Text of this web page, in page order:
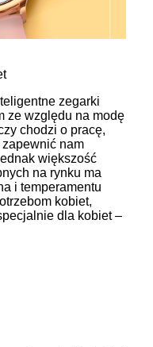
zegarki
ze względu na modę
chodzi o pracę,
nam
większość
na rynku ma
i temperamentu
kobiet,
dla kobiet –